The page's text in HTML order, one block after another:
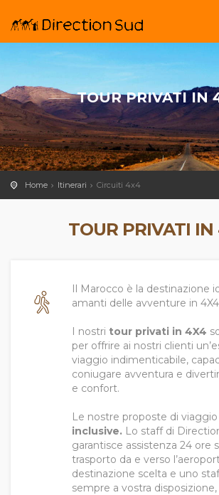
TOUR PRIVATI IN
Home Itinerari Circuiti 4x4
TOUR PRIVATI IN
Il Marocco è la destinazione
amanti delle avventure in
I nostri tour privati in 4X4
per offrire ai nostri clienti
viaggio indimenticabile,
coniugare avventura e
e confort.
Le nostre proposte di
inclusive. Lo staff di
garantisce assistenza 24 ore
trasporto da e verso
destinazione scelta e uno
sempre a vostra